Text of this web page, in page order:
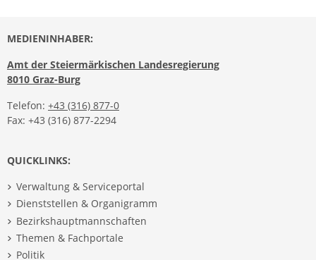
MEDIENINHABER:
Amt der Steiermärkischen Landesregierung
8010 Graz-Burg
Telefon: +43 (316) 877-0
Fax: +43 (316) 877-2294
QUICKLINKS:
Verwaltung & Serviceportal
Dienststellen & Organigramm
Bezirkshauptmannschaften
Themen & Fachportale
Politik